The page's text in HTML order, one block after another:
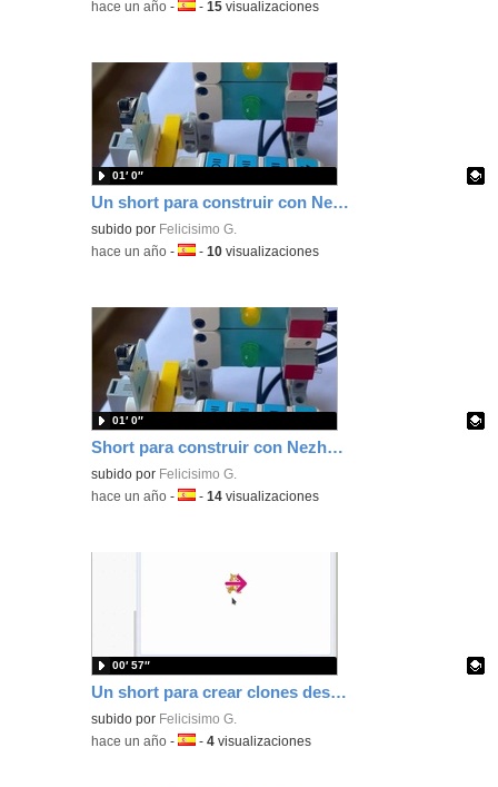
-hace un año -Idioma:
-15 visualizaciones
Un short para construir con Nezha una estructura para un semáforo con pulsador.
Contenido educativo.
subido por Felicisimo G.
01′ 0″
-hace un año -Idioma:
-10 visualizaciones
Short para construir con Nezha un semáforo con pulsador programando con MakeCode tu placa microbit
Contenido educativo.
subido por Felicisimo G.
01′ 0″
-hace un año -Idioma:
-14 visualizaciones
Un short para crear clones desde otro objeto con Scratch.
Contenido educativo.
subido por Felicisimo G.
00′ 57″
-hace un año -Idioma:
-4 visualizaciones